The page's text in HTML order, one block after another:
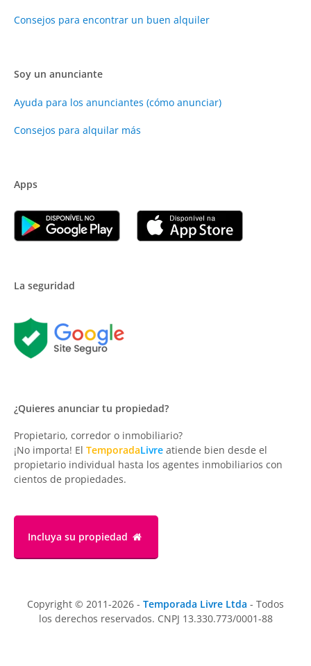
Consejos para encontrar un buen alquiler
Soy un anunciante
Ayuda para los anunciantes (cómo anunciar)
Consejos para alquilar más
Apps
La seguridad
¿Quieres anunciar tu propiedad?
Propietario, corredor o inmobiliario?
¡No importa! El TemporadaLivre atiende bien desde el
propietario individual hasta los agentes inmobiliarios con
cientos de propiedades.
Incluya su propiedad
Copyright © 2011-2026 - Temporada Livre Ltda - Todos
los derechos reservados. CNPJ 13.330.773/0001-88